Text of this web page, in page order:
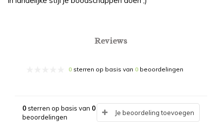
Reviews
0 sterren op basis van 0 beoordelingen
0sterren op basis van 0
beoordelingen
Je beoordeling toevoegen